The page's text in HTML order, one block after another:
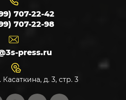
707-22-42
707-22-98
press.ru
Касаткина, д. 3, стр. 3